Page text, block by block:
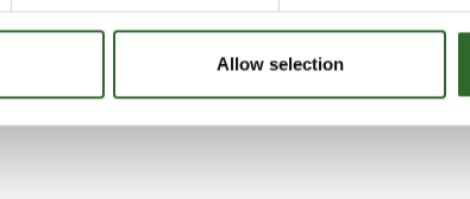
Allow selection